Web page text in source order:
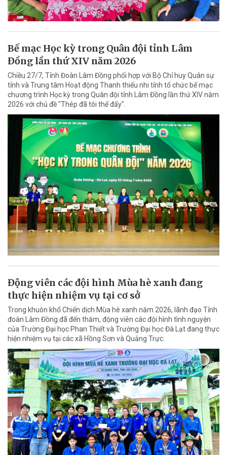
Bế mạc Học kỳ trong Quân đội tỉnh Lâm
Đồng lần thứ XIV năm 2026
Chiều 27/7, Tỉnh Đoàn Lâm Đồng phối hợp với Bộ Chỉ huy Quân sự
tỉnh và Trung tâm Hoạt động Thanh thiếu nhi tỉnh tổ chức bế mạc
chương trình Học kỳ trong Quân đội tỉnh Lâm Đồng lần thứ XIV năm
2026 với chủ đề "Thép đã tôi thế đấy".
Động viên các đội hình Mùa hè xanh đang
thực hiện nhiệm vụ tại cơ sở
Trong khuôn khổ Chiến dịch Mùa hè xanh năm 2026, lãnh đạo Tỉnh
đoàn Lâm Đồng đã đến thăm, động viên các đội hình tình nguyện
của Trường Đại học Phan Thiết và Trường Đại học Đà Lạt đang thực
hiện nhiệm vụ tại các xã Hồng Sơn và Quảng Trực.